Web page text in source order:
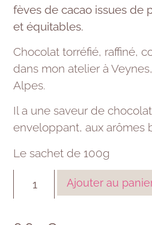
fèves de cacao issues de
et équitables.
Chocolat torréfié, raffiné,
dans mon atelier à
Alpes.
Il a une saveur de
enveloppant, aux arômes
Le sachet de 100g
Ajouter au